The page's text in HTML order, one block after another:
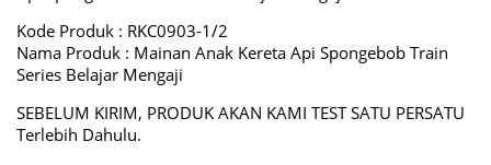
Kode Produk : RKC0903-1/2
Nama Produk : Mainan Anak Kereta Api Spongebob Train
Series Belajar Mengaji
SEBELUM KIRIM, PRODUK AKAN KAMI TEST SATU PERSATU
Terlebih Dahulu.